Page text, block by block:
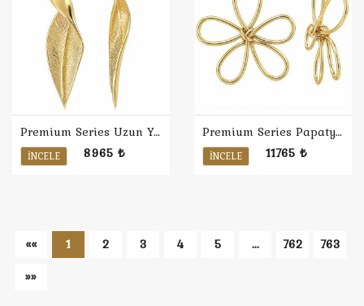
Premium Series Uzun Yaprak Küpe
İNCELE 8965 ₺
Premium Series Papatya Küpe
İNCELE 11765 ₺
«« 1 2 3 4 5 ... 762
763
»»